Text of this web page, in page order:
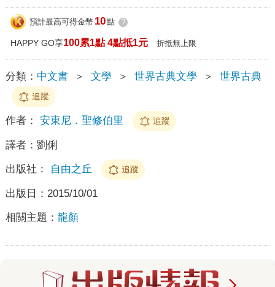
預計最高可得金幣 10點 ?
HAPPY GO享100累1點 4點抵1元 折抵無上限
分類： 中文書 ＞ 文學 ＞ 世界古典文學 ＞ 世界古典
追蹤
作者： 安東尼．聖修伯里 追蹤
譯者： 劉俐
出版社： 自由之丘 追蹤
出版日： 2015/10/01
相關主題： 龍顏